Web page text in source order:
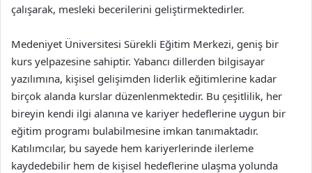
çalışarak, mesleki becerilerini geliştirmektedirler.
Medeniyet Üniversitesi Sürekli Eğitim Merkezi, geniş bir
kurs yelpazesine sahiptir. Yabancı dillerden bilgisayar
yazılımına, kişisel gelişimden liderlik eğitimlerine kadar
birçok alanda kurslar düzenlenmektedir. Bu çeşitlilik, her
bireyin kendi ilgi alanına ve kariyer hedeflerine uygun bir
eğitim programı bulabilmesine imkan tanımaktadır.
Katılımcılar, bu sayede hem kariyerlerinde ilerleme
kaydedebilir hem de kişisel hedeflerine ulaşma yolunda